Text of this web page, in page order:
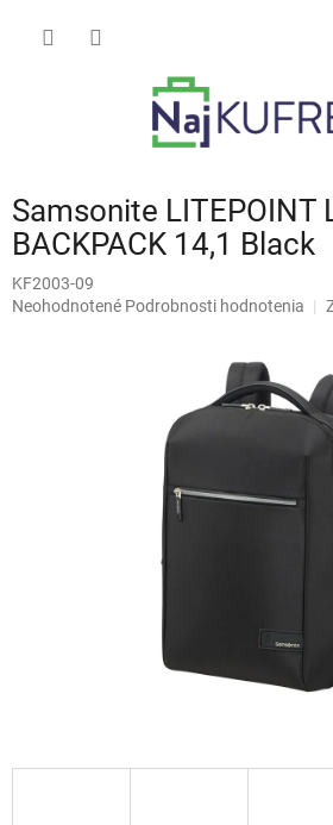
Samsonite LITEPOINT
BACKPACK 14,1 Black
KF2003-09
Priemerné
Neohodnotené Podrobnosti hodnotenia